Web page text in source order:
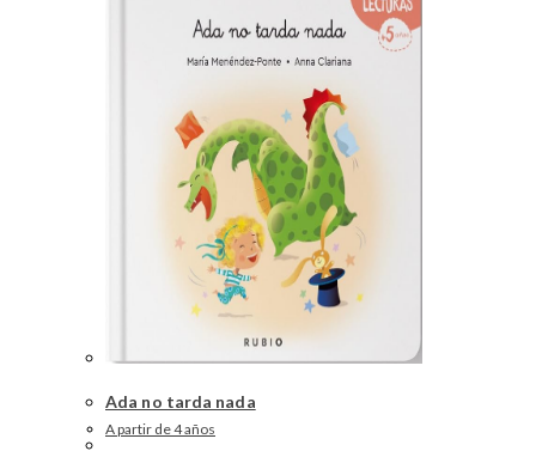
Ada no tarda nada
A partir de 4 años